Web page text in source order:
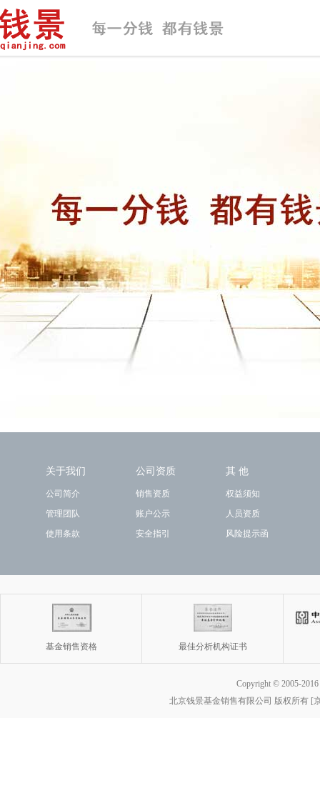
关于我们
公司简介
管理团队
使用条款
公司资质
销售资质
账户公示
安全指引
其 他
权益须知
人员资质
风险提示函
基金销售资格 最佳分析机构证书
Copyright © 2005-
北京钱景基金销售有限公司 版权所有 [